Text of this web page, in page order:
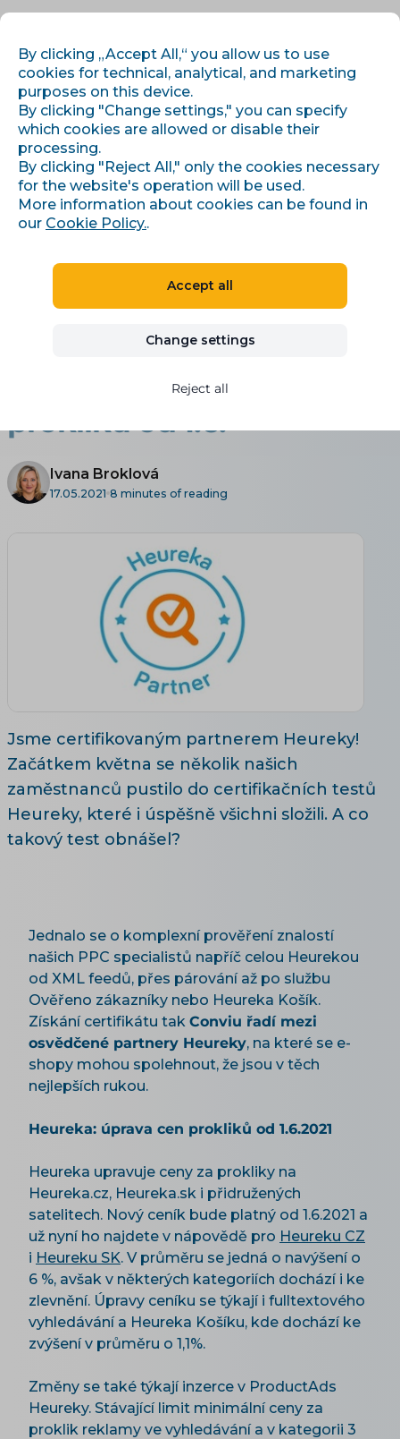
Úvod ›Articles and information›
Heureka: Conviu je certifikovaným partnerem. Změna cen
prokliků od 1.6.
Heureka: Conviu je
certifikovaným
partnerem. Změna cen
prokliků od 1.6.
Ivana Broklová
17.05.2021 8 minutes of reading
Jsme certifikovaným partnerem Heureky!
Začátkem května se několik našich
zaměstnanců pustilo do certifikačních testů
Heureky, které i úspěšně všichni složili. A co
takový test obnášel?
Jednalo se o komplexní prověření znalostí
našich PPC specialistů napříč celou Heurekou
od XML feedů, přes párování až po službu
Ověřeno zákazníky nebo Heureka Košík.
Získání certifikátu tak Conviu řadí mezi
osvědčené partnery Heureky, na které se e-
shopy mohou spolehnout, že jsou v těch
nejlepších rukou.
Heureka: úprava cen prokliků od 1.6.2021
Heureka upravuje ceny za prokliky na
Heureka.cz, Heureka.sk i přidružených
satelitech. Nový ceník bude platný od 1.6.2021 a
už nyní ho najdete v nápovědě pro Heureku CZ
i Heureku SK. V průměru se jedná o navýšení o
6 %, avšak v některých kategoriích dochází i ke
zlevnění. Úpravy ceníku se týkají i fulltextového
vyhledávání a Heureka Košíku, kde dochází ke
zvýšení v průměru o 1,1%.
Změny se také týkají inzerce v ProductAds
Heureky. Stávající limit minimální ceny za
proklik reklamy ve vyhledávání a v kategorii 3
By clicking „Accept All,“ you allow us to use
cookies for technical, analytical, and marketing
purposes on this device.
By clicking "Change settings," you can specify
which cookies are allowed or disable their
processing.
By clicking "Reject All," only the cookies necessary
for the website's operation will be used.
More information about cookies can be found in
our Cookie Policy..
Accept all
Change settings
Reject all